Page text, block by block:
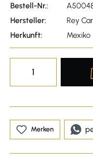
Bestell-Nr.:
Hersteller:
Rey
Herkunft:
Mexiko
Merken